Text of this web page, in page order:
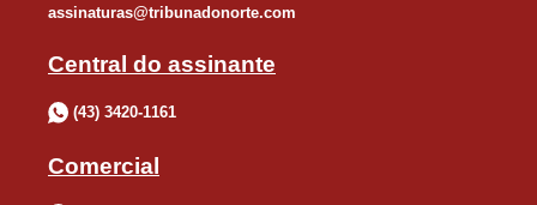
Nico Rosberg nas primeiras colocações.
assinaturas@tribunadonorte.com
Central do assinante
(43) 3420-1161
Comercial